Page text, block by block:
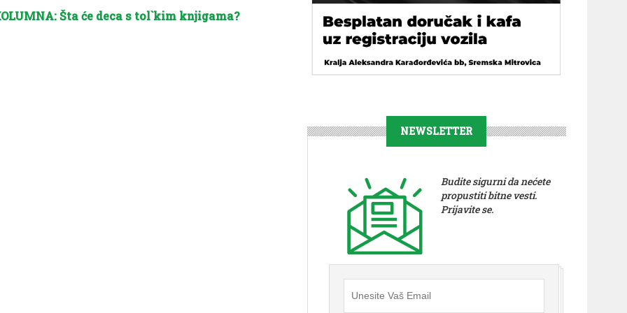
Šta će deca s tol`kim knjigama?
NEWSLETTER
Budite sigurni da nećete
propustiti bitne vesti.
Prijavite se.